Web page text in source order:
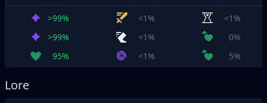
>99% <1%
<1%
>99%
<1%
0%
95%
<1% 5%
Lore